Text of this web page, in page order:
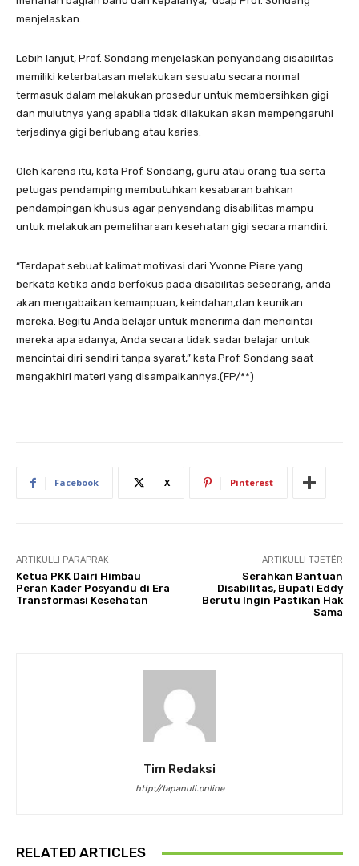
menjelaskan.
Lebih lanjut, Prof. Sondang menjelaskan penyandang disabilitas
memiliki keterbatasan melakukan sesuatu secara normal
termasuk dalam melakukan prosedur untuk membersihkan gigi
dan mulutnya yang apabila tidak dilakukan akan mempengaruhi
terjadinya gigi berlubang atau karies.
Oleh karena itu, kata Prof. Sondang, guru atau orang tua serta
petugas pendamping membutuhkan kesabaran bahkan
pendampingan khusus agar penyandang disabilitas mampu
untuk melakukan pemeliharaan kesehatan gigi secara mandiri.
“Terdapat sebuat kalimat motivasi dari Yvonne Piere yang
berkata ketika anda berfokus pada disabilitas seseorang, anda
akan mengabaikan kemampuan, keindahan,dan keunikan
mereka. Begitu Anda belajar untuk menerima dan mencintai
mereka apa adanya, Anda secara tidak sadar belajar untuk
mencintai diri sendiri tanpa syarat,” kata Prof. Sondang saat
mengakhiri materi yang disampaikannya.(FP/**)
Facebook X Pinterest
ARTIKULLI PARAPRAK
Ketua PKK Dairi Himbau
Peran Kader Posyandu di Era
Transformasi Kesehatan
ARTIKULLI TJETËR
Serahkan Bantuan
Disabilitas, Bupati Eddy
Berutu Ingin Pastikan Hak
Sama
Tim Redaksi
http://tapanuli.online
RELATED ARTICLES